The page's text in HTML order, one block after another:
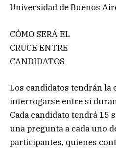
Universidad de Buenos
CÓMO SERÁ EL
CRUCE ENTRE
CANDIDATOS
Los candidatos tendrán la
interrogarse entre sí
Cada candidato tendrá 15
una pregunta a cada uno
participantes, quienes